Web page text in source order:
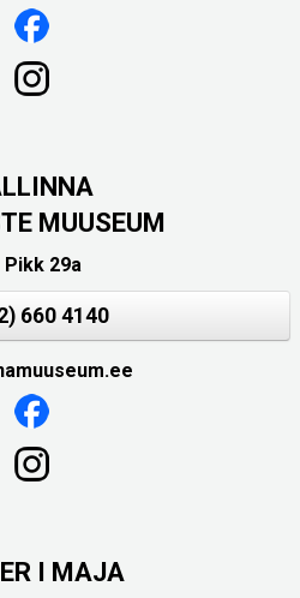
MUUSEUM
Pikk 29a
660 4140
I MAJA